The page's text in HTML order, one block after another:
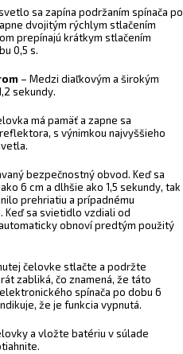
sa zapína podržaním spínača po
dvojitým rýchlym stlačením
prepínajú krátkym stlačením
0,5 s.
– Medzi diaľkovým a širokým
sekundy.
má pamäť a zapne sa
s výnimkou najvyššieho
bezpečnostný obvod. Keď sa
6 cm a dlhšie ako 1,5 sekundy, tak
prehriatiu a prípadnému
sa svietidlo vzdiali od
obnoví predtým použitý
čelovke stlačte a podržte
zabliká, čo znamená, že táto
spínača po dobu 6
že je funkcia vypnutá.
a vložte batériu v súlade